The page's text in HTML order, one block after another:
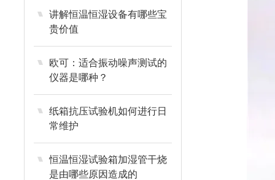
讲解恒温恒湿设备有哪些宝
贵价值
欧可：适合振动噪声测试的
仪器是哪种？
纸箱抗压试验机如何进行日
常维护
恒温恒湿试验箱加湿管干烧
是由哪些原因造成的